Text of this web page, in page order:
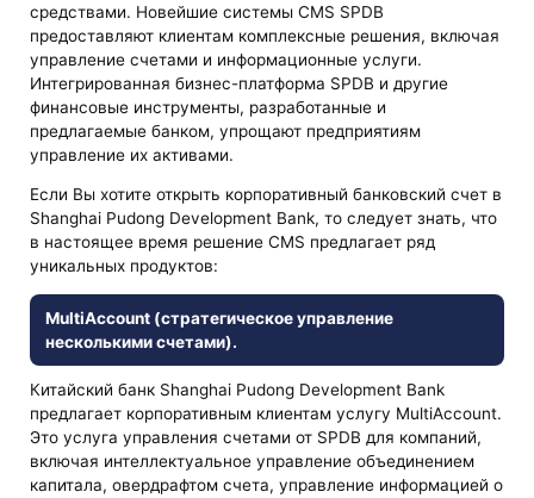
средствами. Новейшие системы CMS SPDB
предоставляют клиентам комплексные решения, включая
управление счетами и информационные услуги.
Интегрированная бизнес-платформа SPDB и другие
финансовые инструменты, разработанные и
предлагаемые банком, упрощают предприятиям
управление их активами.
Если Вы хотите открыть корпоративный банковский счет в
Shanghai Pudong Development Bank, то следует знать, что
в настоящее время решение CMS предлагает ряд
уникальных продуктов:
MultiAccount (стратегическое управление
несколькими счетами).
Китайский банк Shanghai Pudong Development Bank
предлагает корпоративным клиентам услугу MultiAccount.
Это услуга управления счетами от SPDB для компаний,
включая интеллектуальное управление объединением
капитала, овердрафтом счета, управление информацией о